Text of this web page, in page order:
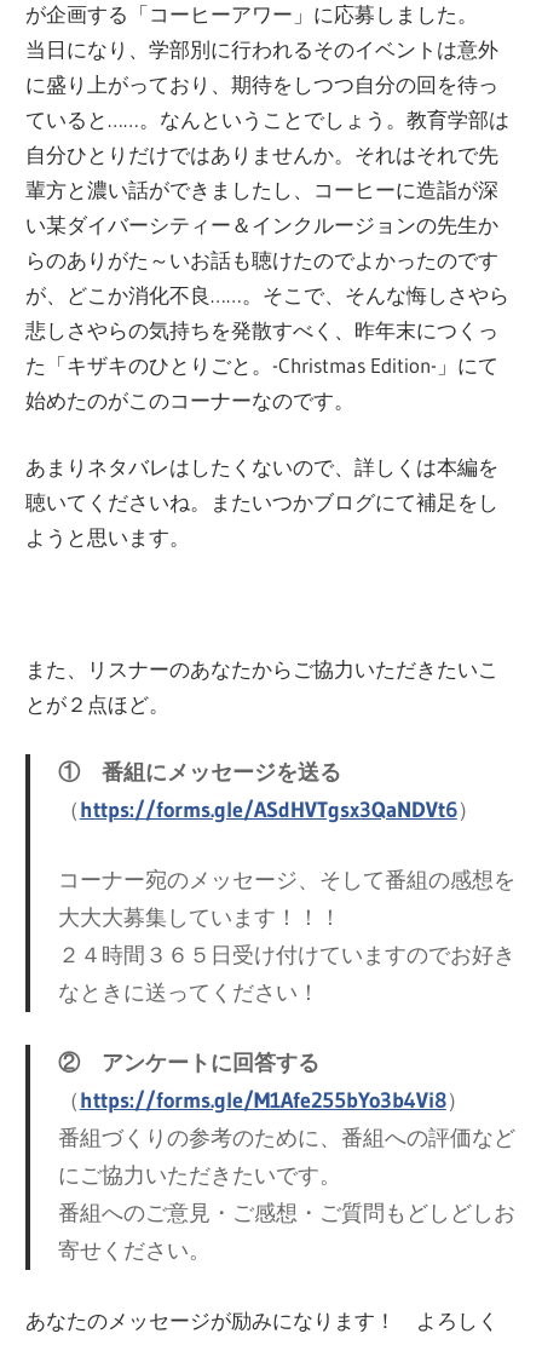
が企画する「コーヒーアワー」に応募しました。
当日になり、学部別に行われるそのイベントは意外
に盛り上がっており、期待をしつつ自分の回を待っ
ていると……。なんということでしょう。教育学部は
自分ひとりだけではありませんか。それはそれで先
輩方と濃い話ができましたし、コーヒーに造詣が深
い某ダイバーシティー＆インクルージョンの先生か
らのありがた～いお話も聴けたのでよかったのです
が、どこか消化不良……。そこで、そんな悔しさやら
悲しさやらの気持ちを発散すべく、昨年末につくっ
た「キザキのひとりごと。-Christmas Edition-」にて
始めたのがこのコーナーなのです。
あまりネタバレはしたくないので、詳しくは本編を
聴いてくださいね。またいつかブログにて補足をし
ようと思います。
また、リスナーのあなたからご協力いただきたいこ
とが２点ほど。
① 番組にメッセージを送る
（https://forms.gle/ASdHVTgsx3QaNDVt6）
コーナー宛のメッセージ、そして番組の感想を
大大大募集しています！！！
２４時間３６５日受け付けていますのでお好き
なときに送ってください！
② アンケートに回答する
（https://forms.gle/M1Afe255bYo3b4Vi8）
番組づくりの参考のために、番組への評価など
にご協力いただきたいです。
番組へのご意見・ご感想・ご質問もどしどしお
寄せください。
あなたのメッセージが励みになります！ よろしく